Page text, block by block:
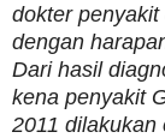
dokter
dengan
Dari hasil
kena penyakit
2011 dilakukan